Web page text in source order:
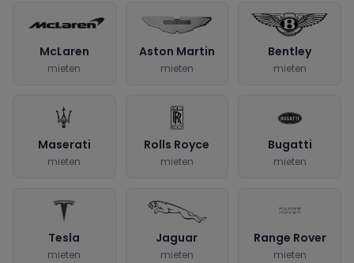
McLaren
mieten
Aston Martin
mieten
Bentley
mieten
Maserati
mieten
Rolls Royce
mieten
Bugatti
mieten
Tesla
mieten
Jaguar
mieten
Range Rover
mieten